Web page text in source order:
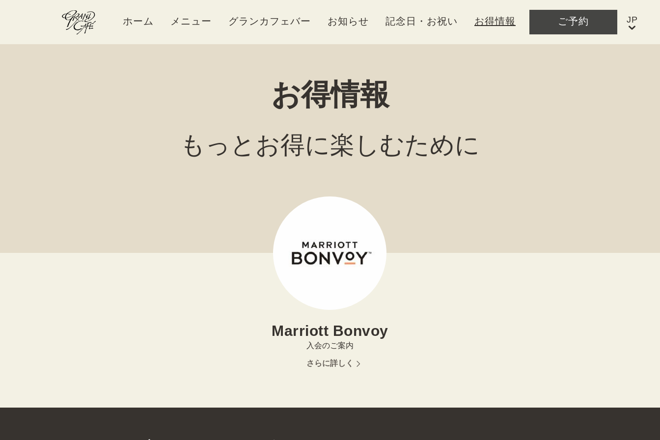
ホーム メニュー グランカフェバー お知らせ 記念日・お祝い お得情報 ご予約
お得情報
もっとお得に楽しむために
Marriott Bonvoy
入会のご案内
さらに詳しく